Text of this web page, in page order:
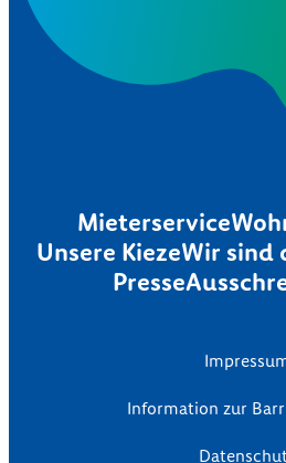
Mieterservice
Unsere KiezeWir sind
Presse
Information zur